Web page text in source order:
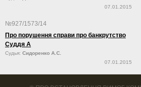
07.01.2015
№927/1573/14
Про порушення справи про банкрутство
Суддя А
Судья: Сидоренко А.С.
07.01.2015